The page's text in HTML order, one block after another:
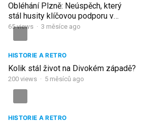
Obléhání Plzně: Neúspěch, který
stál husity klíčovou podporu v
Čechách
65views · 3 měsíce ago
HISTORIE A RETRO
Kolik stál život na Divokém západě?
200views · 5 měsíců ago
HISTORIE A RETRO